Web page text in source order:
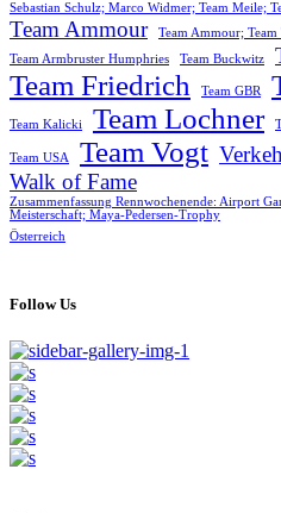
Sebastian Schulz; Marco Widmer; Team Meile;
Team Ammour Team Ammour;
Team Armbruster Humphries
Team Buckwitz
Team Friedrich Team GBR
Team Kalicki Team Lochner
Team USA Team Vogt
Walk of Fame
Zusammenfassung Rennwochenende: Airport
Meisterschaft; Maya-Pedersen-Trophy
Österreich
Follow Us